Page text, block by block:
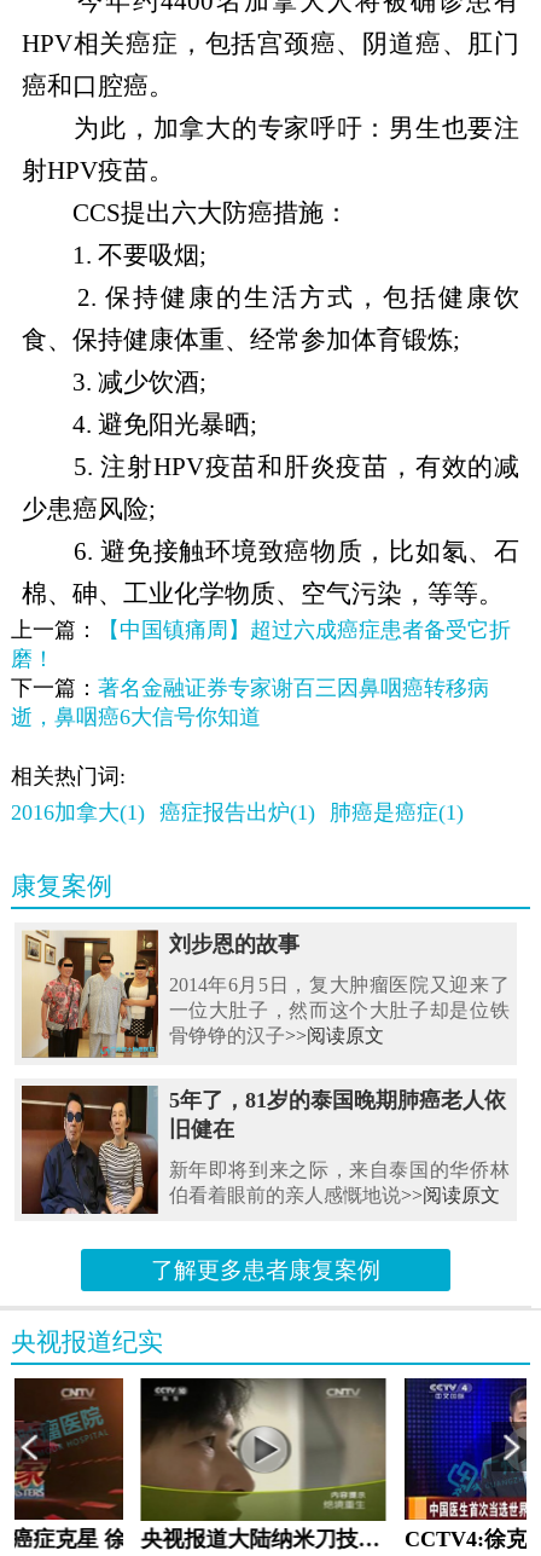
HPV相关癌症，包括宫颈癌、阴道癌、肛门
癌和口腔癌。
为此，加拿大的专家呼吁：男生也要注
射HPV疫苗。
CCS提出六大防癌措施：
1. 不要吸烟;
2. 保持健康的生活方式，包括健康饮
食、保持健康体重、经常参加体育锻炼;
3. 减少饮酒;
4. 避免阳光暴晒;
5. 注射HPV疫苗和肝炎疫苗，有效的减
少患癌风险;
6. 避免接触环境致癌物质，比如氡、石
棉、砷、工业化学物质、空气污染，等等。
上一篇：
【中国镇痛周】超过六成癌症患者备受它折
磨！
下一篇： 著名金融证券专家谢百三因鼻咽癌转移病
逝，鼻咽癌6大信号你知道
相关热门词:
2016加拿大(1)
癌症报告出炉(1) 肺癌是癌症(1)
康复案例
刘步恩的故事
2014年6月5日，复大肿瘤医院又迎来了
一位大肚子，然而这个大肚子却是位铁
骨铮铮的汉子>>阅读原文
5年了，81岁的泰国晚期肺癌老人依
旧健在
新年即将到来之际，来自泰国的华侨林
伯看着眼前的亲人感慨地说>>阅读原文
了解更多患者康复案例
央视报道纪实
癌症克星 徐克成 央视报道大陆纳米刀技术手术：绝境重生